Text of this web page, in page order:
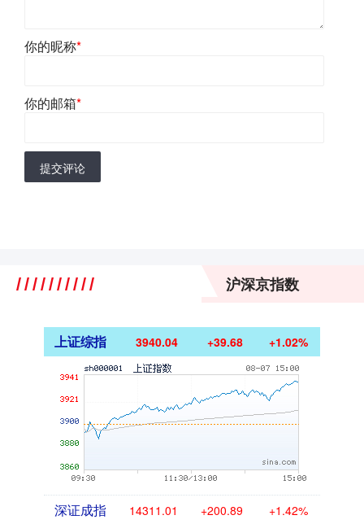
你的昵称*
你的邮箱*
提交评论
沪深京指数
上证综指 3940.04 +39.68 +1.02%
深证成指 14311.01 +200.89 +1.42%